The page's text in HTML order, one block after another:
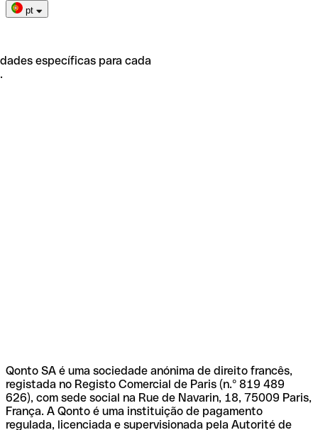
pt
específicas para cada
Qonto SA é uma sociedade anónima de direito francês,
registada no Registo Comercial de Paris (n.º 819 489
626), com sede social na Rue de Navarin, 18, 75009 Paris,
França. A Qonto é uma instituição de pagamento
regulada, licenciada e supervisionada pela Autorité de